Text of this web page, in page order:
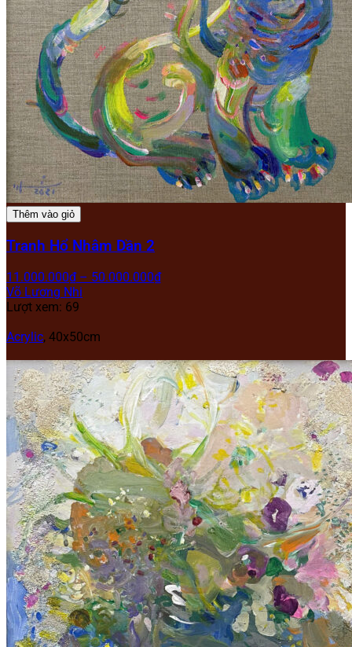
Thêm vào giỏ
Tranh Hổ Nhâm Dần 2
11.000.000₫ – 50.000.000₫
Võ Lương Nhi
Lượt xem: 69
Acrylic, 40x50cm